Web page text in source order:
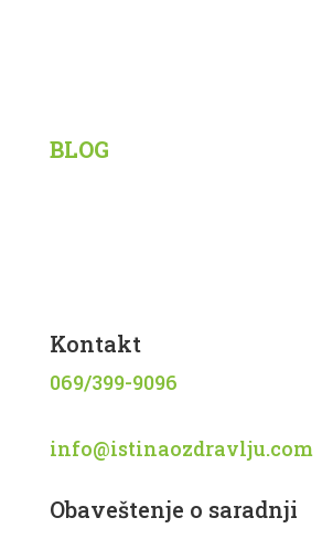
BLOG
Kontakt
069/399-9096
info@istinaozdravlju.com
Obaveštenje o saradnji